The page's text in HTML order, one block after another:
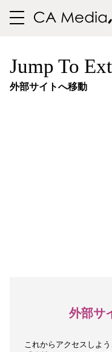
toggle
Jump To
外部サイトへ移動
外部サ
これからアクセスしよ